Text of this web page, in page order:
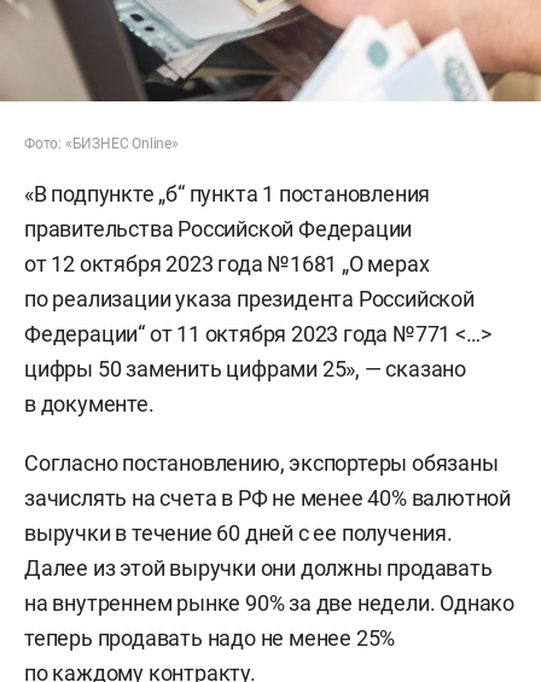
Фото: «БИЗНЕС Online»
«В подпункте „б“ пункта 1 постановления
правительства Российской Федерации
от 12 октября 2023 года №1681 „О мерах
по реализации указа президента Российской
Федерации“ от 11 октября 2023 года №771 <…>
цифры 50 заменить цифрами 25», — сказано
в документе.
Согласно постановлению, экспортеры обязаны
зачислять на счета в РФ не менее 40% валютной
выручки в течение 60 дней с ее получения.
Далее из этой выручки они должны продавать
на внутреннем рынке 90% за две недели. Однако
теперь продавать надо не менее 25%
по каждому контракту.